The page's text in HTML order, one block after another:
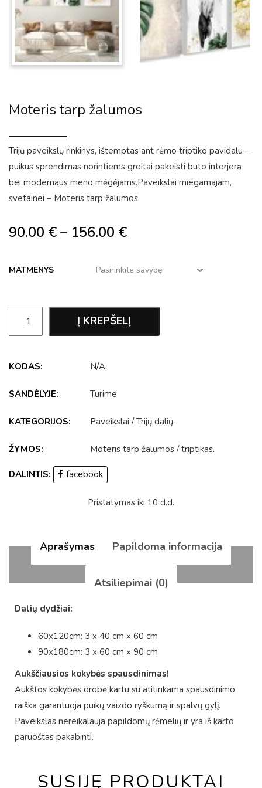
Moteris tarp žalumos
Trijų paveikslų rinkinys, ištemptas ant rėmo triptiko pavidalu –
puikus sprendimas norintiems greitai pakeisti buto interjerą
bei modernaus meno mėgėjams.Paveikslai miegamajam,
svetainei – Moteris tarp žalumos.
90.00 €– 156.00 €
MATMENYS
Į KREPŠELĮ
KODAS: N/A.
SANDĖLYJE: Turime
KATEGORIJOS: Paveikslai /Trijų dalių.
ŽYMOS: Moteris tarp žalumos /triptikas.
DALINTIS: facebook
Pristatymas iki 10 d.d.
Aprašymas Papildoma informacija
Atsiliepimai (0)
Dalių dydžiai:
60x120cm: 3 x 40 cm x 60 cm
90x180cm: 3 x 60 cm x 90 cm
Aukščiausios kokybės spausdinimas!
Aukštos kokybės drobė kartu su atitinkama spausdinimo
raiška garantuoja puikų vaizdo ryškumą ir spalvų gylį.
Paveikslas nereikalauja papildomų rėmelių ir yra iš karto
paruoštas pakabinti.
SUSIJĘ PRODUKTAI